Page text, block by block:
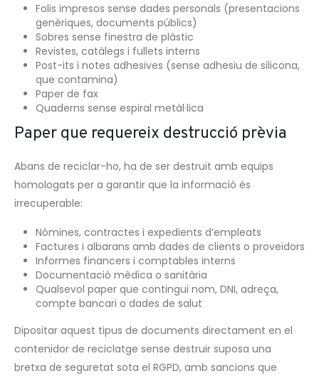
Folis impresos sense dades personals (presentacions
genèriques, documents públics)
Sobres sense finestra de plàstic
Revistes, catàlegs i fullets interns
Post-its i notes adhesives (sense adhesiu de silicona,
que contamina)
Paper de fax
Quaderns sense espiral metàl·lica
Paper que requereix destrucció prèvia
Abans de reciclar-ho, ha de ser destruït amb equips
homologats per a garantir que la informació és
irrecuperable:
Nòmines, contractes i expedients d’empleats
Factures i albarans amb dades de clients o proveïdors
Informes financers i comptables interns
Documentació mèdica o sanitària
Qualsevol paper que contingui nom, DNI, adreça,
compte bancari o dades de salut
Dipositar aquest tipus de documents directament en el
contenidor de reciclatge sense destruir suposa una
bretxa de seguretat sota el RGPD, amb sancions que